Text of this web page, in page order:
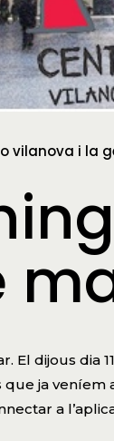
vilanova i la
El dijous dia
ja
a